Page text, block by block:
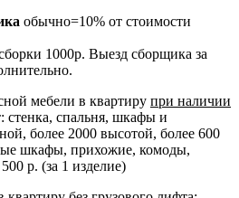
обычно=10% от стоимости
1000р. Выезд сборщика за
мебели в квартиру при наличии
стенка, спальня, шкафы и
более 2000 высотой, более 600
шкафы, прихожие, комоды,
р. (за 1 изделие)